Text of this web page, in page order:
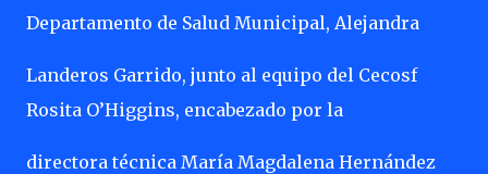
Departamento de Salud Municipal, Alejandra
Landeros Garrido, junto al equipo del Cecosf
Rosita O’Higgins, encabezado por la
directora técnica María Magdalena Hernández